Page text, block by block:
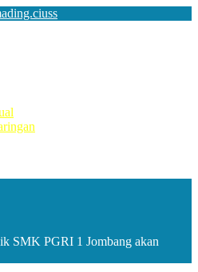
SMK PGRI 1 Jombang akan